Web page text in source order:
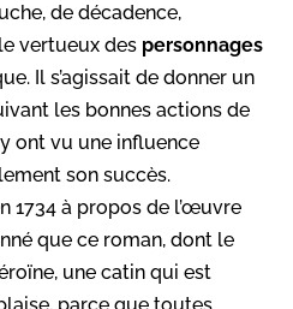
de décadence,
vertueux des personnages
Il s’agissait de donner un
les bonnes actions de
ont vu une influence
son succès.
1734 à propos de l’œuvre
que ce roman, dont le
une catin qui est